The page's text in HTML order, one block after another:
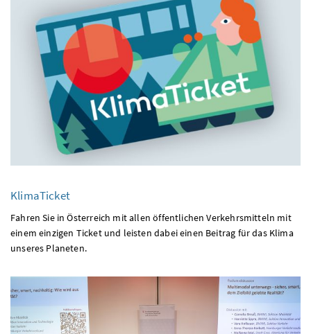
KlimaTicket
Fahren Sie in Österreich mit allen öffentlichen Verkehrsmitteln mit
einem einzigen Ticket und leisten dabei einen Beitrag für das Klima
unseres Planeten.